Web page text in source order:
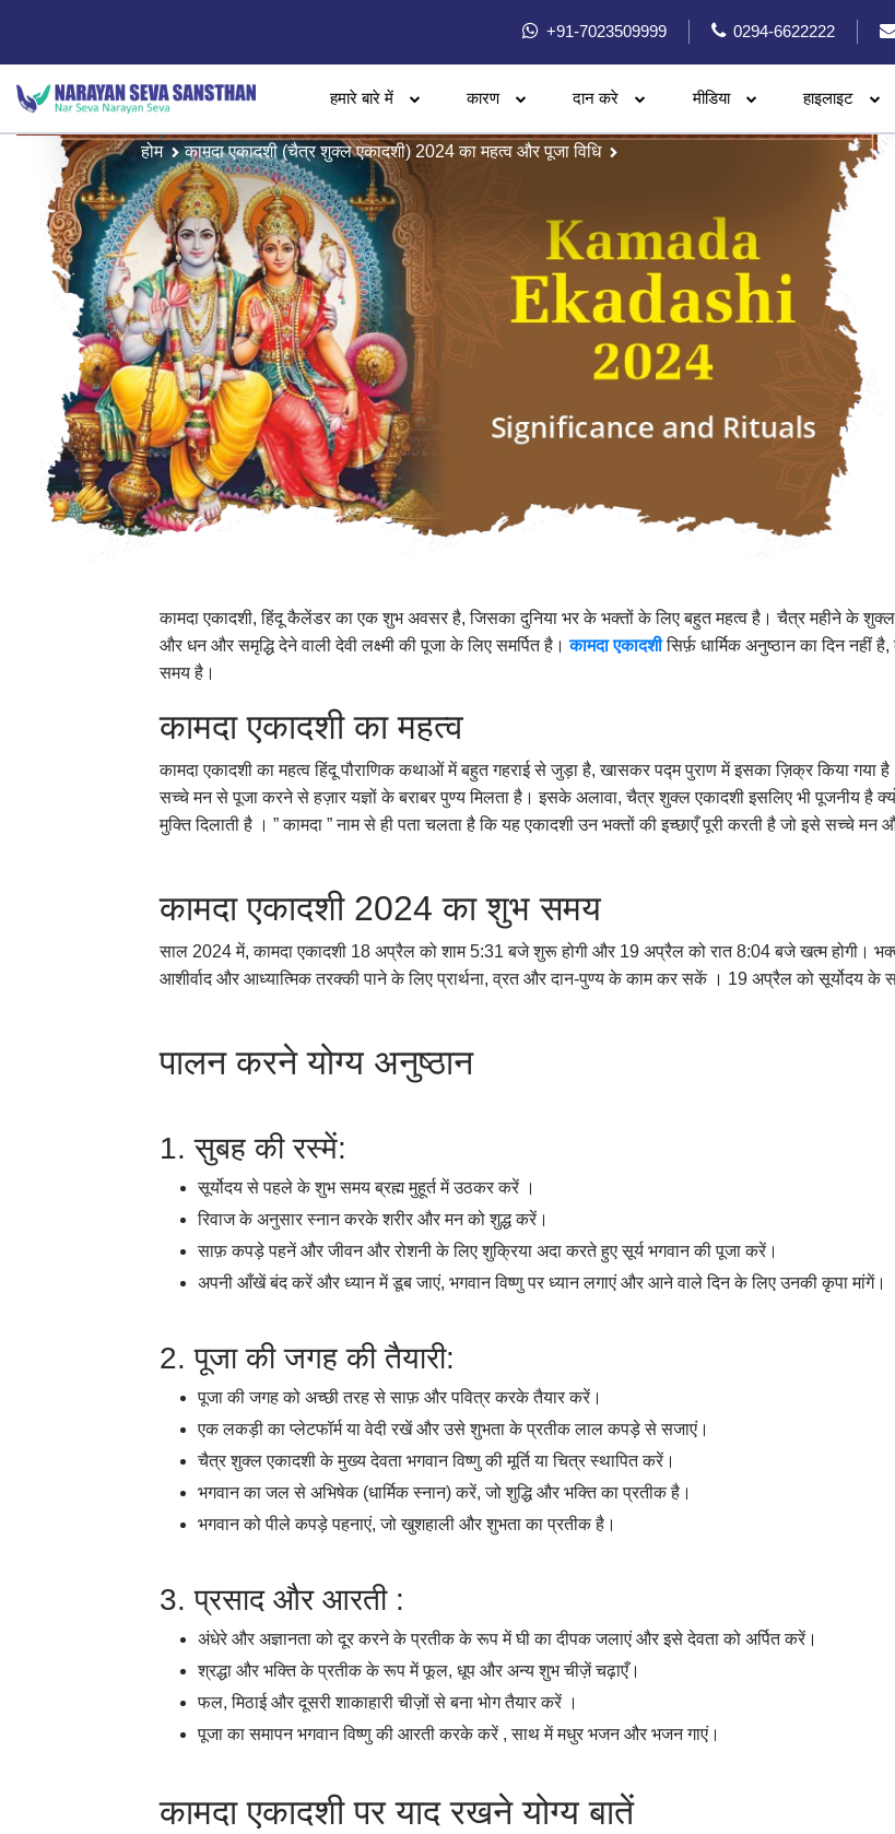
+91-7023509999 0294-6622222
हमारे बारे में कारण दान करे मीडिया हाइलाइट
होम कामदा एकादशी (चैत्र शुक्ल एकादशी) 2024 का महत्व और पूजा विधि
कामदा एकादशी, हिंदू कैलेंडर का एक शुभ अवसर है, जिसका दुनिया भर के भक्तों के लिए बहुत महत्व है। चैत्र महीने के शुक्ल
और धन और समृद्धि देने वाली देवी लक्ष्मी की पूजा के लिए समर्पित है।कामदाएकादशीसिर्फ़ धार्मिक अनुष्ठान का दिन नहीं
समय है।
कामदा एकादशी का महत्व
कामदा एकादशी का महत्व हिंदू पौराणिक कथाओं में बहुत गहराई से जुड़ा है, खासकर पद्म पुराण में इसका ज़िक्र किया गया
सच्चे मन से पूजा करने से हज़ार यज्ञों के बराबर पुण्य मिलता है। इसके अलावा, चैत्र शुक्ल एकादशी इसलिए भी पूजनीय है
मुक्ति दिलाती है । ” कामदा ” नाम से ही पता चलता है कि यह एकादशी उन भक्तों की इच्छाएँ पूरी करती है जो इसे सच्चे मन
कामदा एकादशी 2024 का शुभ समय
साल 2024 में, कामदा एकादशी 18 अप्रैल को शाम 5:31 बजे शुरू होगी और 19 अप्रैल को रात 8:04 बजे खत्म होगी।
आशीर्वाद और आध्यात्मिक तरक्की पाने के लिए प्रार्थना, व्रत और दान-पुण्य के काम कर सकें । 19 अप्रैल को सूर्योदय के
पालन करने योग्य अनुष्ठान
1. सुबह की रस्में:
सूर्योदय से पहले के शुभ समय ब्रह्म मुहूर्त में उठकर करें ।
रिवाज के अनुसार स्नान करके शरीर और मन को शुद्ध करें।
साफ़ कपड़े पहनें और जीवन और रोशनी के लिए शुक्रिया अदा करते हुए सूर्य भगवान की पूजा करें।
अपनी आँखें बंद करें और ध्यान में डूब जाएं, भगवान विष्णु पर ध्यान लगाएं और आने वाले दिन के लिए उनकी कृपा मांगें।
2. पूजा की जगह की तैयारी:
पूजा की जगह को अच्छी तरह से साफ़ और पवित्र करके तैयार करें।
एक लकड़ी का प्लेटफॉर्म या वेदी रखें और उसे शुभता के प्रतीक लाल कपड़े से सजाएं।
चैत्र शुक्ल एकादशी के मुख्य देवता भगवान विष्णु की मूर्ति या चित्र स्थापित करें।
भगवान का जल से अभिषेक (धार्मिक स्नान) करें, जो शुद्धि और भक्ति का प्रतीक है।
भगवान को पीले कपड़े पहनाएं, जो खुशहाली और शुभता का प्रतीक है।
3. प्रसाद और आरती :
अंधेरे और अज्ञानता को दूर करने के प्रतीक के रूप में घी का दीपक जलाएं और इसे देवता को अर्पित करें।
श्रद्धा और भक्ति के प्रतीक के रूप में फूल, धूप और अन्य शुभ चीज़ें चढ़ाएँ।
फल, मिठाई और दूसरी शाकाहारी चीज़ों से बना भोग तैयार करें ।
पूजा का समापन भगवान विष्णु की आरती करके करें , साथ में मधुर भजन और भजन गाएं।
कामदा एकादशी पर याद रखने योग्य बातें